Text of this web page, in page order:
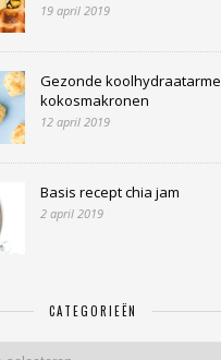
19 april 2019
Gezonde koolhydraatarme
kokosmakronen
12 april 2019
Basis recept chia jam
2 april 2019
CATEGORIEËN